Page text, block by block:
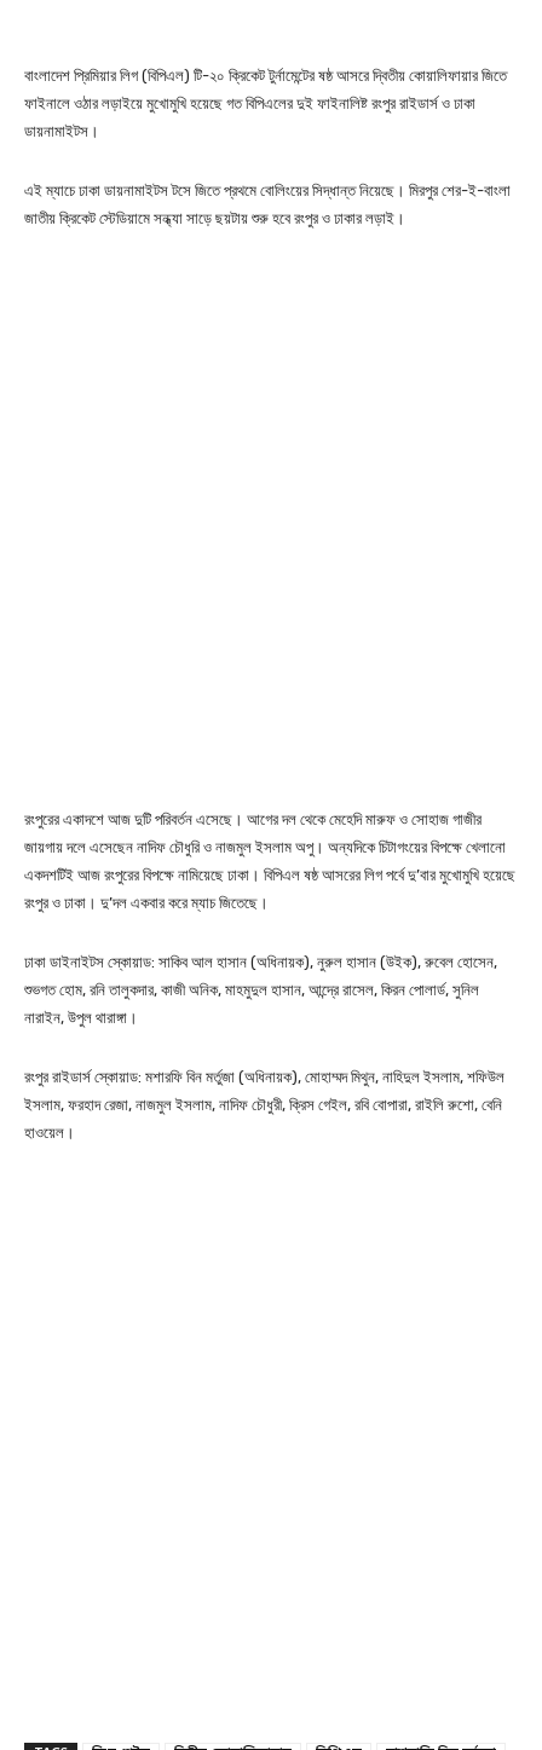
বাংলাদেশ প্রিমিয়ার লিগ (বিপিএল) টি-২০ ক্রিকেট টুর্নামেন্টের ষষ্ঠ আসরে দ্বিতীয় কোয়ালিফায়ার জিতে
ফাইনালে ওঠার লড়াইয়ে মুখোমুখি হয়েছে গত বিপিএলের দুই ফাইনালিষ্ট রংপুর রাইডার্স ও ঢাকা
ডায়নামাইটস।
এই ম্যাচে ঢাকা ডায়নামাইটস টসে জিতে প্রথমে বোলিংয়ের সিদ্ধান্ত নিয়েছে। মিরপুর শের-ই-বাংলা
জাতীয় ক্রিকেট স্টেডিয়ামে সন্ধ্যা সাড়ে ছয়টায় শুরু হবে রংপুর ও ঢাকার লড়াই।
রংপুরের একাদশে আজ দুটি পরিবর্তন এসেছে। আগের দল থেকে মেহেদি মারুফ ও সোহাজ গাজীর
জায়গায় দলে এসেছেন নাদিফ চৌধুরি ও নাজমুল ইসলাম অপু। অন্যদিকে চিটাগংয়ের বিপক্ষে খেলানো
একদশটিই আজ রংপুরের বিপক্ষে নামিয়েছে ঢাকা। বিপিএল ষষ্ঠ আসরের লিগ পর্বে দু’বার মুখোমুখি হয়েছে
রংপুর ও ঢাকা। দু’দল একবার করে ম্যাচ জিতেছে।
ঢাকা ডাইনাইটস স্কোয়াড: সাকিব আল হাসান (অধিনায়ক), নুরুল হাসান (উইক), রুবেল হোসেন,
শুভগত হোম, রনি তালুকদার, কাজী অনিক, মাহমুদুল হাসান, আন্দ্রে রাসেল, কিরন পোলার্ড, সুনিল
নারাইন, উপুল থারাঙ্গা।
রংপুর রাইডার্স স্কোয়াড: মশারফি বিন মর্তুজা (অধিনায়ক), মোহাম্মদ মিথুন, নাহিদুল ইসলাম, শফিউল
ইসলাম, ফরহাদ রেজা, নাজমুল ইসলাম, নাদিফ চৌধুরী, ক্রিস গেইল, রবি বোপারা, রাইলি রুশো, বেনি
হাওয়েল।